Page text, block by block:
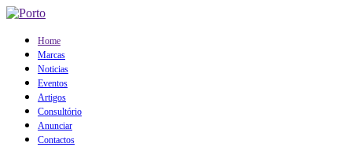
Home
Marcas
Noticias
Eventos
Artigos
Consultório
Anunciar
Contactos